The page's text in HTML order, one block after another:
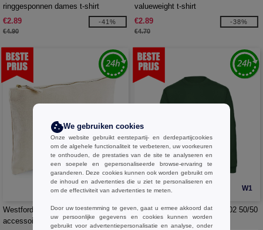
ringgesponnen dames t-shirt
€2.89
€4.90
-41%
valueweight t-shirt
€2.89
€4.70
-38%
W1
Westford Mill WM530 - Canvas
accessoire-etui
W1
B&C ID202 - Sweatshirt Id202 50/50
We gebruiken cookies
Onze website gebruikt eerstepartij- en derdepartijcookies
om de algehele functionaliteit te verbeteren, uw voorkeuren
te onthouden, de prestaties van de site te analyseren en
een soepele en gepersonaliseerde browse-ervaring te
garanderen. Deze cookies kunnen ook worden gebruikt om
de inhoud en advertenties die u ziet te personaliseren en
om de effectiviteit van advertenties te meten.
Door uw toestemming te geven, gaat u ermee akkoord dat
uw persoonlijke gegevens en cookies kunnen worden
gebruikt voor advertentiepersonalisatie en analyse, onder